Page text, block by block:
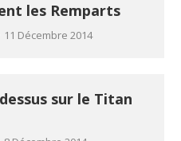
les Remparts
11 Décembre 2014
sur le Titan